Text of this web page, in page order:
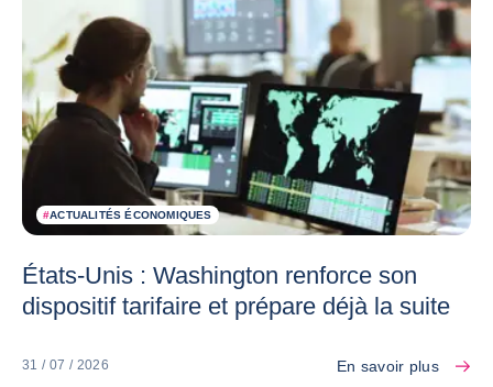
#ACTUALITÉS ÉCONOMIQUES
États-Unis : Washington renforce son
dispositif tarifaire et prépare déjà la suite
31 / 07 / 2026 En savoir plus